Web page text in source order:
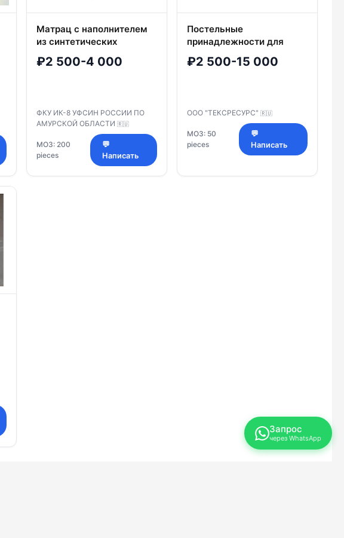
Матрац с наполнителем
из синтетических
₽2 500-4 000
ФКУ ИК-8 УФСИН РОССИИ ПО
АМУРСКОЙ ОБЛАСТИ
🇷🇺
МОЗ: 200
pieces
💬
Написать
Постельные
принадлежности для
беспружинные с верхом
₽2 500-15 000
ООО "ТЕКСРЕСУРС" 🇷🇺
МОЗ: 50
pieces
💬
Написать
Запрос
через WhatsApp